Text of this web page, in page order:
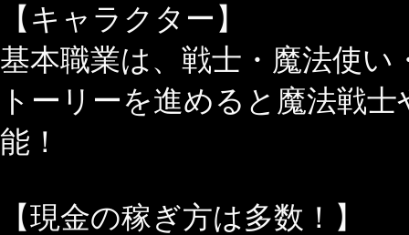
【キャラクター】
基本職業は、戦士・魔法使
トーリーを進めると魔法戦
能！
【現金の稼ぎ方は多数！】